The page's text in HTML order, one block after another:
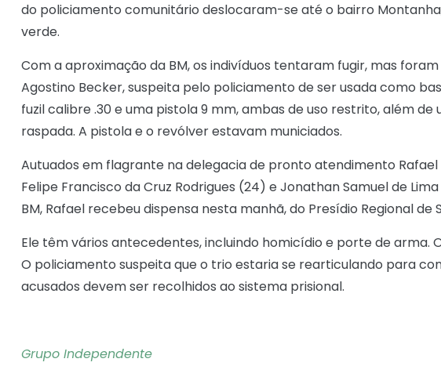
do policiamento comunitário deslocaram-se até o bairro
verde.
Com a aproximação da BM, os indivíduos tentaram fugir, mas
Agostino Becker, suspeita pelo policiamento de ser usada como
fuzil calibre .30 e uma pistola 9 mm, ambas de uso restrito, além
raspada. A pistola e o revólver estavam municiados.
Autuados em flagrante na delegacia de pronto atendimento Rafael
Felipe Francisco da Cruz Rodrigues (24) e Jonathan Samuel de
BM, Rafael recebeu dispensa nesta manhã, do Presídio Regional de
Ele têm vários antecedentes, incluindo homicídio e porte de
O policiamento suspeita que o trio estaria se rearticulando para
acusados devem ser recolhidos ao sistema prisional.
Grupo Independente